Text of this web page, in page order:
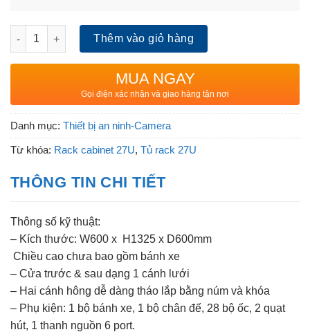
Tủ Rack Cabinet 19” 27U – D600 số lượng
Thêm vào giỏ hàng
MUA NGAY
Gọi điện xác nhận và giao hàng tận nơi
Danh mục: Thiết bị an ninh-Camera
Từ khóa: Rack cabinet 27U, Tủ rack 27U
THÔNG TIN CHI TIẾT
Thông số kỹ thuật:
– Kích thước: W600 x H1325 x D600mm
Chiều cao chưa bao gồm bánh xe
– Cửa trước & sau dạng 1 cánh lưới
– Hai cánh hông dễ dàng tháo lắp bằng núm và khóa
– Phụ kiện: 1 bộ bánh xe, 1 bộ chân đế, 28 bộ ốc, 2 quạt
hút, 1 thanh nguồn 6 port.